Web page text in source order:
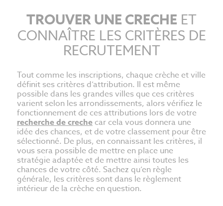
TROUVER UNE CRECHE ET
CONNAÎTRE LES CRITÈRES DE
RECRUTEMENT
Tout comme les inscriptions, chaque crèche et ville
définit ses critères d’attribution. Il est même
possible dans les grandes villes que ces critères
varient selon les arrondissements, alors vérifiez le
fonctionnement de ces attributions lors de votre
recherche de creche car cela vous donnera une
idée des chances, et de votre classement pour être
sélectionné. De plus, en connaissant les critères, il
vous sera possible de mettre en place une
stratégie adaptée et de mettre ainsi toutes les
chances de votre côté. Sachez qu’en règle
générale, les critères sont dans le règlement
intérieur de la crèche en question.